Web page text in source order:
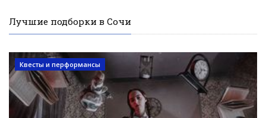
Лучшие подборки в Сочи
Квесты и перформансы